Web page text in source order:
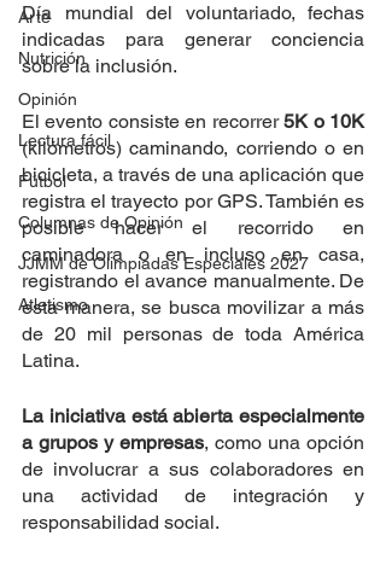
Arte
Nutrición
Opinión
Lectura fácil
Fútbol
Columnas de Opinión
JJMM de Olimpiadas Especiales 2027
Atletismo
Día mundial del voluntariado, fechas
indicadas para generar conciencia
sobre la inclusión.
El evento consiste en recorrer 5K o 10K
(kilómetros) caminando, corriendo o en
bicicleta, a través de una aplicación que
registra el trayecto por GPS. También es
posible hacer el recorrido en
caminadora o en incluso en casa,
registrando el avance manualmente. De
esta manera, se busca movilizar a más
de 20 mil personas de toda América
Latina.
La iniciativa está abierta especialmente
a grupos y empresas, como una opción
de involucrar a sus colaboradores en
una actividad de integración y
responsabilidad social.